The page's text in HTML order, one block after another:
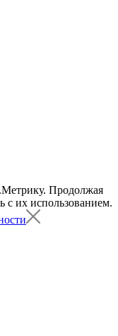
Продолжая
с их использованием.